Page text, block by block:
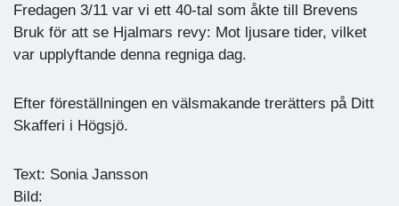
Fredagen 3/11 var vi ett 40-tal som åkte till Brevens
Bruk för att se Hjalmars revy: Mot ljusare tider, vilket
var upplyftande denna regniga dag.
Efter föreställningen en välsmakande trerätters på Ditt
Skafferi i Högsjö.
Text: Sonia Jansson
Bild: